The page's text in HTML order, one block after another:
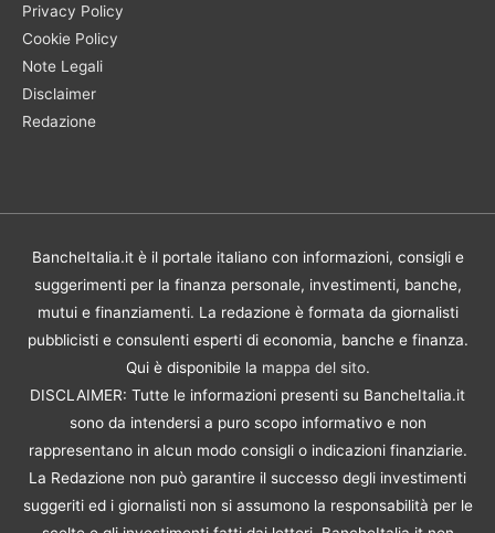
Privacy Policy
Cookie Policy
Note Legali
Disclaimer
Redazione
BancheItalia.it è il portale italiano con informazioni, consigli e
suggerimenti per la finanza personale, investimenti, banche,
mutui e finanziamenti. La redazione è formata da giornalisti
pubblicisti e consulenti esperti di economia, banche e finanza.
Qui è disponibile la mappa del sito.
DISCLAIMER: Tutte le informazioni presenti su BancheItalia.it
sono da intendersi a puro scopo informativo e non
rappresentano in alcun modo consigli o indicazioni finanziarie.
La Redazione non può garantire il successo degli investimenti
suggeriti ed i giornalisti non si assumono la responsabilità per le